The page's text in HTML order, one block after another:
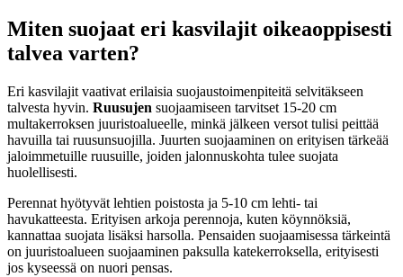
Miten suojaat eri kasvilajit oikeaoppisesti
talvea varten?
Eri kasvilajit vaativat erilaisia suojaustoimenpiteitä selvitäkseen
talvesta hyvin. Ruusujen suojaamiseen tarvitset 15-20 cm
multakerroksen juuristoalueelle, minkä jälkeen versot tulisi peittää
havuilla tai ruusunsuojilla. Juurten suojaaminen on erityisen tärkeää
jaloimmetuille ruusuille, joiden jalonnuskohta tulee suojata
huolellisesti.
Perennat hyötyvät lehtien poistosta ja 5-10 cm lehti- tai
havukatteesta. Erityisen arkoja perennoja, kuten köynnöksiä,
kannattaa suojata lisäksi harsolla. Pensaiden suojaamisessa tärkeintä
on juuristoalueen suojaaminen paksulla katekerroksella, erityisesti
jos kyseessä on nuori pensas.